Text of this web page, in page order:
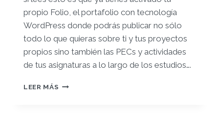
propio Folio, el portafolio con tecnología
WordPress donde podrás publicar no sólo
todo lo que quieras sobre ti y tus proyectos
propios sino también las PECs y actividades
de tus asignaturas a lo largo de los estudios….
LEER MÁS ¡TE